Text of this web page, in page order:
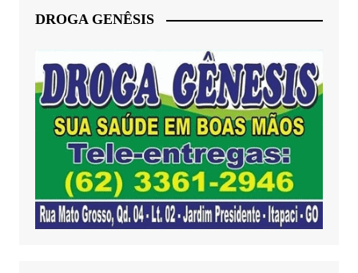
DROGA GENÊSIS